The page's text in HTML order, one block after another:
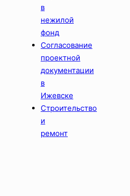
в
нежилой
фонд
Согласование
проектной
документации
в
Ижевске
Строительство
и
ремонт